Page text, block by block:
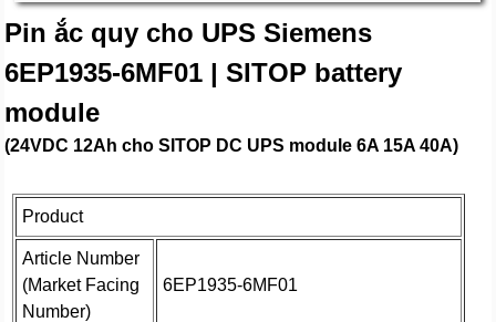
Pin ắc quy cho UPS Siemens
6EP1935-6MF01 | SITOP battery
module
(24VDC 12Ah cho SITOP DC UPS module 6A 15A 40A)
Product
Article Number
(Market Facing
Number)
6EP1935-6MF01